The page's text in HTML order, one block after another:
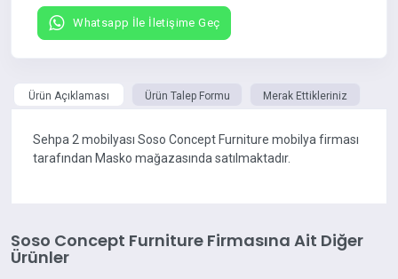
Whatsapp İle İletişime Geç
Ürün Açıklaması Ürün Talep Formu Merak Ettikleriniz
Sehpa 2 mobilyası Soso Concept Furniture mobilya firması
tarafından Masko mağazasında satılmaktadır.
Soso Concept Furniture Firmasına Ait Diğer
Ürünler